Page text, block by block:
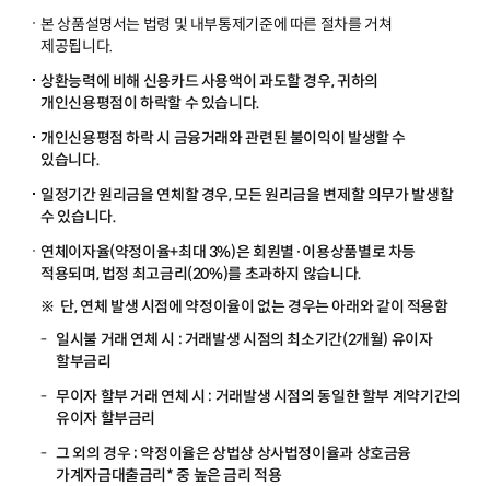
본 상품설명서는 법령 및 내부통제기준에 따른 절차를 거쳐
제공됩니다.
상환능력에 비해 신용카드 사용액이 과도할 경우, 귀하의
개인신용평점이 하락할 수 있습니다.
개인신용평점 하락 시 금융거래와 관련된 불이익이 발생할 수
있습니다.
일정기간 원리금을 연체할 경우, 모든 원리금을 변제할 의무가 발생할
수 있습니다.
연체이자율(약정이율+최대 3%)은 회원별·이용상품별로 차등
적용되며, 법정 최고금리(20%)를 초과하지 않습니다.
단, 연체 발생 시점에 약정이율이 없는 경우는 아래와 같이 적용함
일시불 거래 연체 시 : 거래발생 시점의 최소기간(2개월) 유이자
할부금리
무이자 할부 거래 연체 시 : 거래발생 시점의 동일한 할부 계약기간의
유이자 할부금리
그 외의 경우 : 약정이율은 상법상 상사법정이율과 상호금융
가계자금대출금리* 중 높은 금리 적용